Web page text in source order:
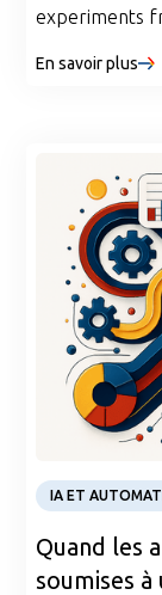
experiments
En savoir plus
IA ET
Quand les
soumises